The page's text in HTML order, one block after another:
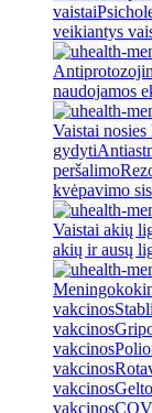
vaistai
veikiantys
naudojamos
Vaistai
gydyti
peršalimo
kvėpavimo
Vaistai akių
akių ir ausų
vakcinos
vakcinos
vakcinos
vakcinos
vakcinos
vakcinos